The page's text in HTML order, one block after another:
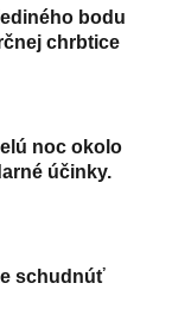
bodu
chrbtice
noc okolo
účinky.
schudnúť